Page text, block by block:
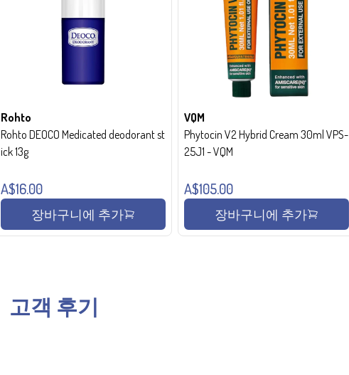
Rohto
Rohto DEOCO Medicated deodorant st
ick 13g
A$16.00
장바구니에 추가
VQM
Phytocin V2 Hybrid Cream 30ml VPS-
25J1 - VQM
A$105.00
장바구니에 추가
고객 후기